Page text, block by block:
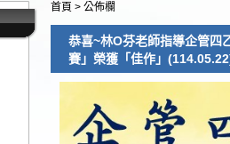
首頁 > 公佈欄
恭喜~林O芬老師指導企管四
賽」榮獲「佳作」